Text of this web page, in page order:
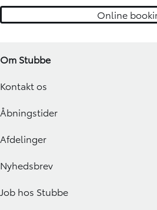
Online
Om Stubbe
Kontakt os
Åbningstider
Afdelinger
Nyhedsbrev
Job hos Stubbe